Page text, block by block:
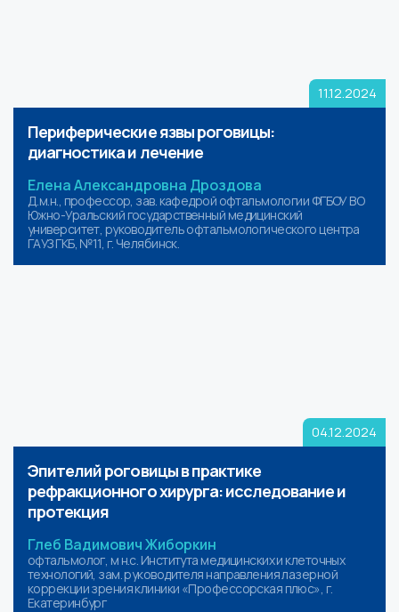
11.12.2024
Периферические язвы роговицы:
диагностика и лечение
Елена Александровна Дроздова
Д.м.н., профессор, зав. кафедрой офтальмологии ФГБОУ ВО
Южно-Уральский государственный медицинский
университет, руководитель офтальмологического центра
ГАУЗ ГКБ, №11, г. Челябинск.
04.12.2024
Эпителий роговицы в практике
рефракционного хирурга: исследование и
протекция
Глеб Вадимович Жиборкин
офтальмолог, м н.с. Института медицинских и клеточных
технологий, зам. руководителя направления лазерной
коррекции зрения клиники «Профессорская плюс», г.
Екатеринбург